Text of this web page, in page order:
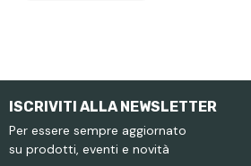
ISCRIVITI ALLA NEWSLETTER
Per essere sempre aggiornato
su prodotti, eventi e novità